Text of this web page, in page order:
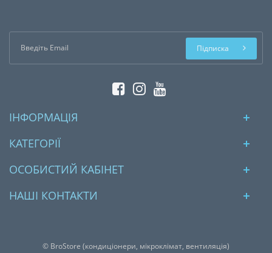
Підписка
ІНФОРМАЦІЯ
КАТЕГОРІЇ
ОСОБИСТИЙ КАБІНЕТ
НАШІ КОНТАКТИ
© BroStore (кондиціонери, мікроклімат, вентиляція)